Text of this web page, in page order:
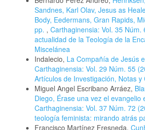
Sandnes, Karl Olav, Jesus as
Body, Eedermans, Gran Rapids,
pp. , Carthaginensia: Vol. 35 Núm.
actualidad de la Teología de la
Miscelánea
Indalecio, La Compañía de Jesús
Carthaginensia: Vol. 29 Núm. 55
Artículos de Investigación, Notas y
Miguel Angel Escribano Arráez,
Diego, Érase una vez el evangelio
Carthaginensia: Vol. 37 Núm. 72
teología feminista: mirando atrás
Francisco Martínez Fresneda,